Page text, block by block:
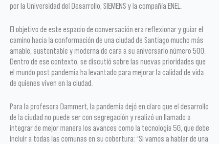
por la Universidad del Desarrollo, SIEMENS y la compañía ENEL.
El objetivo de este espacio de conversación era reflexionar y guiar el
camino hacia la conformación de una ciudad de Santiago mucho más
amable, sustentable y moderna de cara a su aniversario número 500.
Dentro de ese contexto, se discutió sobre las nuevas prioridades que
el mundo post pandemia ha levantado para mejorar la calidad de vida
de quienes viven en la ciudad.
Para la profesora Dammert, la pandemia dejó en claro que el desarrollo
de la ciudad no puede ser con segregación y realizó un llamado a
integrar de mejor manera los avances como la tecnología 5G, que debe
incluir a todas las comunas en su cobertura: “Si vamos a hablar de una